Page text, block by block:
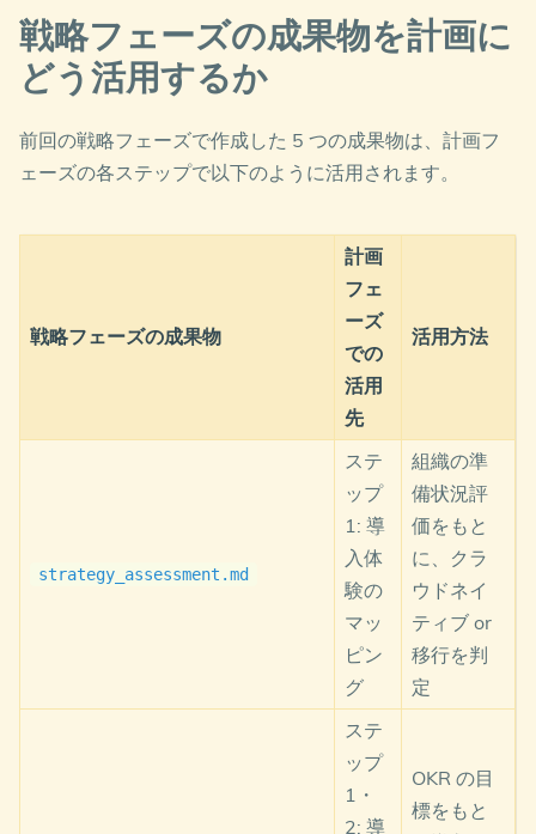
graph LR
    subgraph "戦略フェーズの成果物（入力）"
        SA[strategy_assessment.md]
        MO[motivations_and_objectives.md]
        OR[organization_readiness.md]
        SC[strategy_considerations.md]
    end
    subgraph "CAF エージェントチーム"
Strategy[Cloud Strategy Agent<br/>導入体験
Governance[Cloud Governance Agent<br/>ガバ
Platform[Cloud Platform Agent<br/>AI 導入・
Operations[Cloud Operations Agent<br/>管理
Security[Cloud Security Agent<br/>セキュリ
CCoE[CCoE Agent<br/>オーケストレーター<br/>運用モ
    DA[Devil's Advocate Agent<br/>批判的レビュー]
Expert[Copilot Expert Agent<br/>フォーマット評
    HR[HR Evaluation Agent<br/>品質評価・改善提案]
    MO --> Strategy
    ST --> CCoE
    CCoE -->|指示| Governance
戦略フェーズの成果物を計画に
どう活用するか
前回の戦略フェーズで作成した 5 つの成果物は、計画フ
ェーズの各ステップで以下のように活用されます。
戦略フェーズの成果物
計画
フェ
ーズ
での
活用
先
活用方法
strategy_assessment.md
ステ
ップ
1: 導
入体
験の
マッ
ピン
グ
組織の準
備状況評
価をもと
に、クラ
ウドネイ
ティブ or
移行を判
定
ステ
ップ
1・
2: 導
OKR の目
標をもと